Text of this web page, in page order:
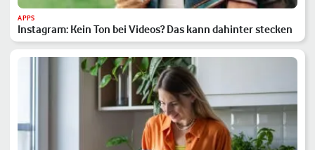
APPS
Instagram: Kein Ton bei Videos? Das kann dahinter stecken